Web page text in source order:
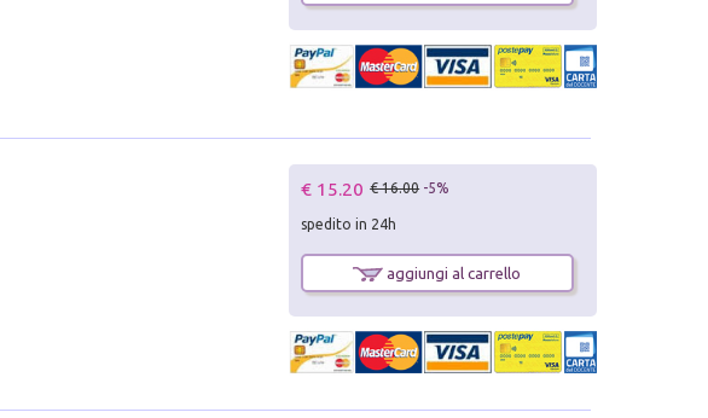
€ 15.20 € 16.00 -5%
spedito in 24h
aggiungi al carrello